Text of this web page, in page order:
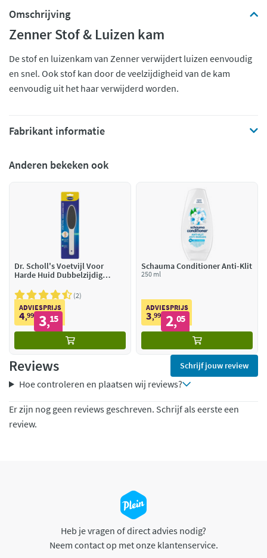
Omschrijving
Zenner Stof & Luizen kam
De stof en luizenkam van Zenner verwijdert luizen eenvoudig
en snel. Ook stof kan door de veelzijdigheid van de kam
eenvoudig uit het haar verwijderd worden.
Fabrikant informatie
Anderen bekeken ook
Dr. Scholl's Voetvijl Voor
Harde Huid Dubbelzijdig
2
ADVIESPRIJS
4,99 3,15
Schauma Conditioner Anti-Klit
250 ml
ADVIESPRIJS
3,99 2,05
Reviews Schrijf jouw review
Hoe controleren en plaatsen wij reviews?
Er zijn nog geen reviews geschreven. Schrijf als eerste een
review.
Heb je vragen of direct advies nodig?
Neem contact op met onze klantenservice.